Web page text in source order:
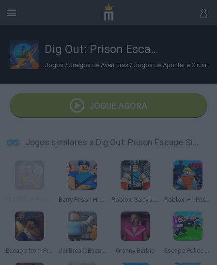
Dig Out: Prison Escape Simulator
Jogos / Juegos de Aventuras / Jogos de Apontar e Clicar
JOGUE AGORA
Jogos similares a Dig Out: Prison Escape Simulator
Barry Prison Hide And Seek Roblox: Barry's Prison Run Roblox: +1 Prison Escape Speed
Escape from Prison KDA: The Pit JailBreak: Escape from Prison Granny Barbie Escape Police for Brainrots